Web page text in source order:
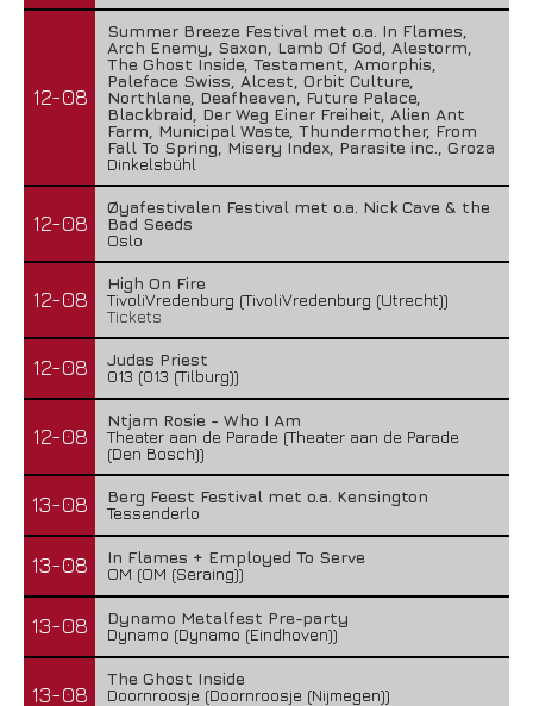
12-08
Summer Breeze Festival met o.a. In Flames,
Arch Enemy, Saxon, Lamb Of God, Alestorm,
The Ghost Inside, Testament, Amorphis,
Paleface Swiss, Alcest, Orbit Culture,
Northlane, Deafheaven, Future Palace,
Blackbraid, Der Weg Einer Freiheit, Alien Ant
Farm, Municipal Waste, Thundermother, From
Fall To Spring, Misery Index, Parasite inc., Groza
Dinkelsbühl
12-08
Øyafestivalen Festival met o.a. Nick Cave & the
Bad Seeds
Oslo
12-08
High On Fire
TivoliVredenburg (TivoliVredenburg (Utrecht))
Tickets
12-08
Judas Priest
013 (013 (Tilburg))
12-08
Ntjam Rosie - Who I Am
Theater aan de Parade (Theater aan de Parade
(Den Bosch))
13-08
Berg Feest Festival met o.a. Kensington
Tessenderlo
13-08
In Flames + Employed To Serve
OM (OM (Seraing))
13-08
Dynamo Metalfest Pre-party
Dynamo (Dynamo (Eindhoven))
13-08
The Ghost Inside
Doornroosje (Doornroosje (Nijmegen))